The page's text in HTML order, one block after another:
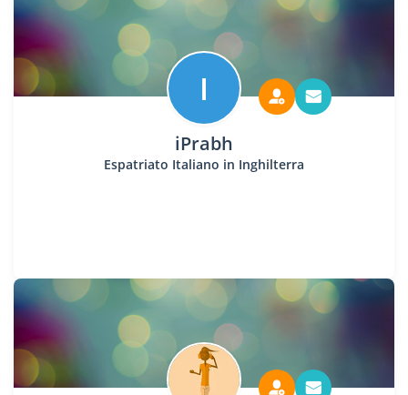
I
iPrabh
Espatriato Italiano in Inghilterra